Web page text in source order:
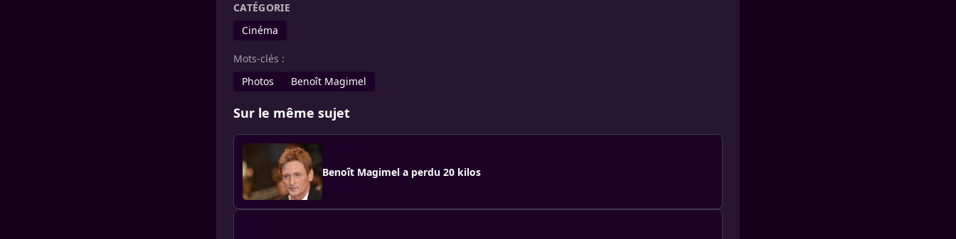
CATÉGORIE
Cinéma
Mots-clés :
Photos
Benoît Magimel
Sur le même sujet
Benoît Magimel a perdu 20 kilos